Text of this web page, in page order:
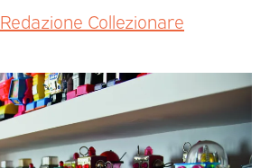
Redazione Collezionare